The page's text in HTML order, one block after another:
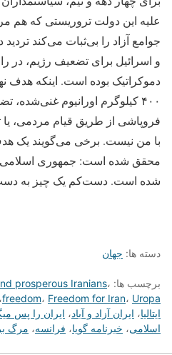
علیه این دولت تروریستی که هم
جوامع آزاد را بی‌ثبات می‌کند
و اسرائیل برای تضعیف رژیم، در
دموکراتیک بوده است. اینکه هدف
۴۰۰ کیلوگرم اورانیوم
فروپاشی از طریق قیام مردمی،
با من نیست. برخی می‌گویند یک
محقق شده است: جمهوری اسلامی
شده است. دست‌کم یک چیز به دست
دسته ها: جهان
برچسب ها: prosperous Iranians،
freedom، Freedom for Iran، Uropa ،
ایتالیا، ایران آزاد و آباد، ایران را پس
اسلامی، خبرنامه گویا، فرانسه، مرگ